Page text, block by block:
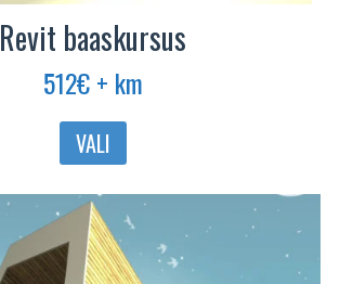
Revit baaskursus
512€+ km
VALI
Sellel
mitu
varianti.
Valikuid